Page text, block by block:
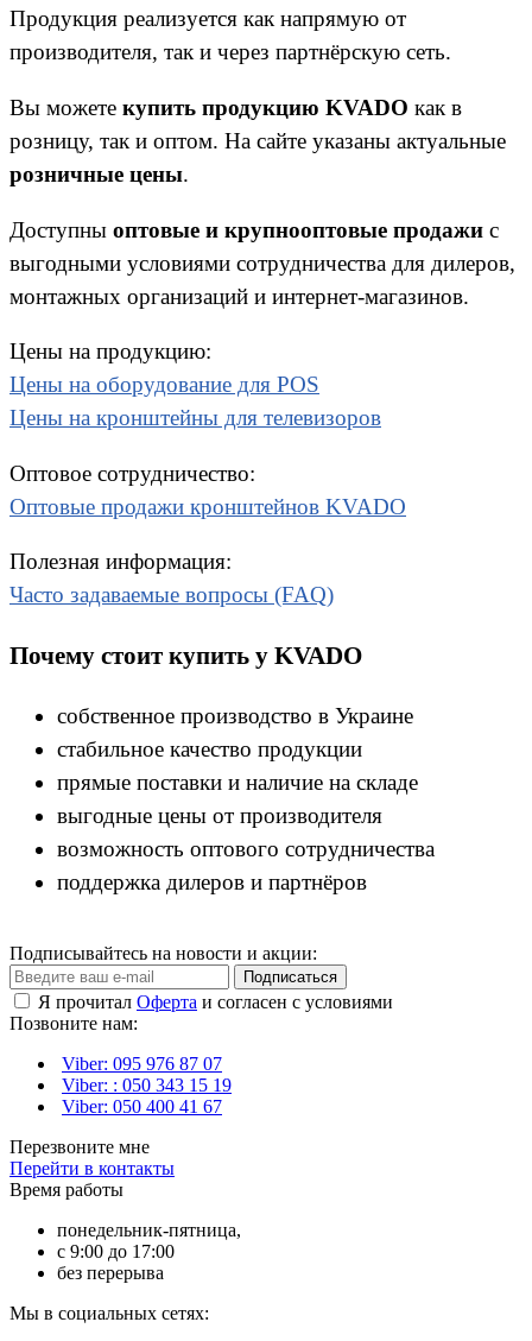
Продукция реализуется как напрямую от
производителя, так и через партнёрскую сеть.
Вы можете купить продукцию KVADO как в
розницу, так и оптом. На сайте указаны актуальные
розничные цены.
Доступны оптовые и крупнооптовые продажи с
выгодными условиями сотрудничества для дилеров,
монтажных организаций и интернет-магазинов.
Цены на продукцию:
Цены на оборудование для POS
Цены на кронштейны для телевизоров
Оптовое сотрудничество:
Оптовые продажи кронштейнов KVADO
Полезная информация:
Часто задаваемые вопросы (FAQ)
Почему стоит купить у KVADO
собственное производство в Украине
стабильное качество продукции
прямые поставки и наличие на складе
выгодные цены от производителя
возможность оптового сотрудничества
поддержка дилеров и партнёров
Подписывайтесь на новости и акции:
Подписаться
Я прочитал Оферта и согласен с условиями
Позвоните нам:
Viber: 095 976 87 07
Viber: : 050 343 15 19‬
Viber: 050 400 41 67
Перезвоните мне
Перейти в контакты
Время работы
понедельник-пятница,
с 9:00 до 17:00
без перерыва
Мы в социальных сетях: